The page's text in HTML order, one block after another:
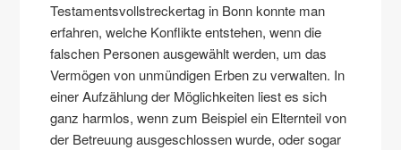
Testamentsvollstreckertag in Bonn konnte man
erfahren, welche Konflikte entstehen, wenn die
falschen Personen ausgewählt werden, um das
Vermögen von unmündigen Erben zu verwalten. In
einer Aufzählung der Möglichkeiten liest es sich
ganz harmlos, wenn zum Beispiel ein Elternteil von
der Betreuung ausgeschlossen wurde, oder sogar